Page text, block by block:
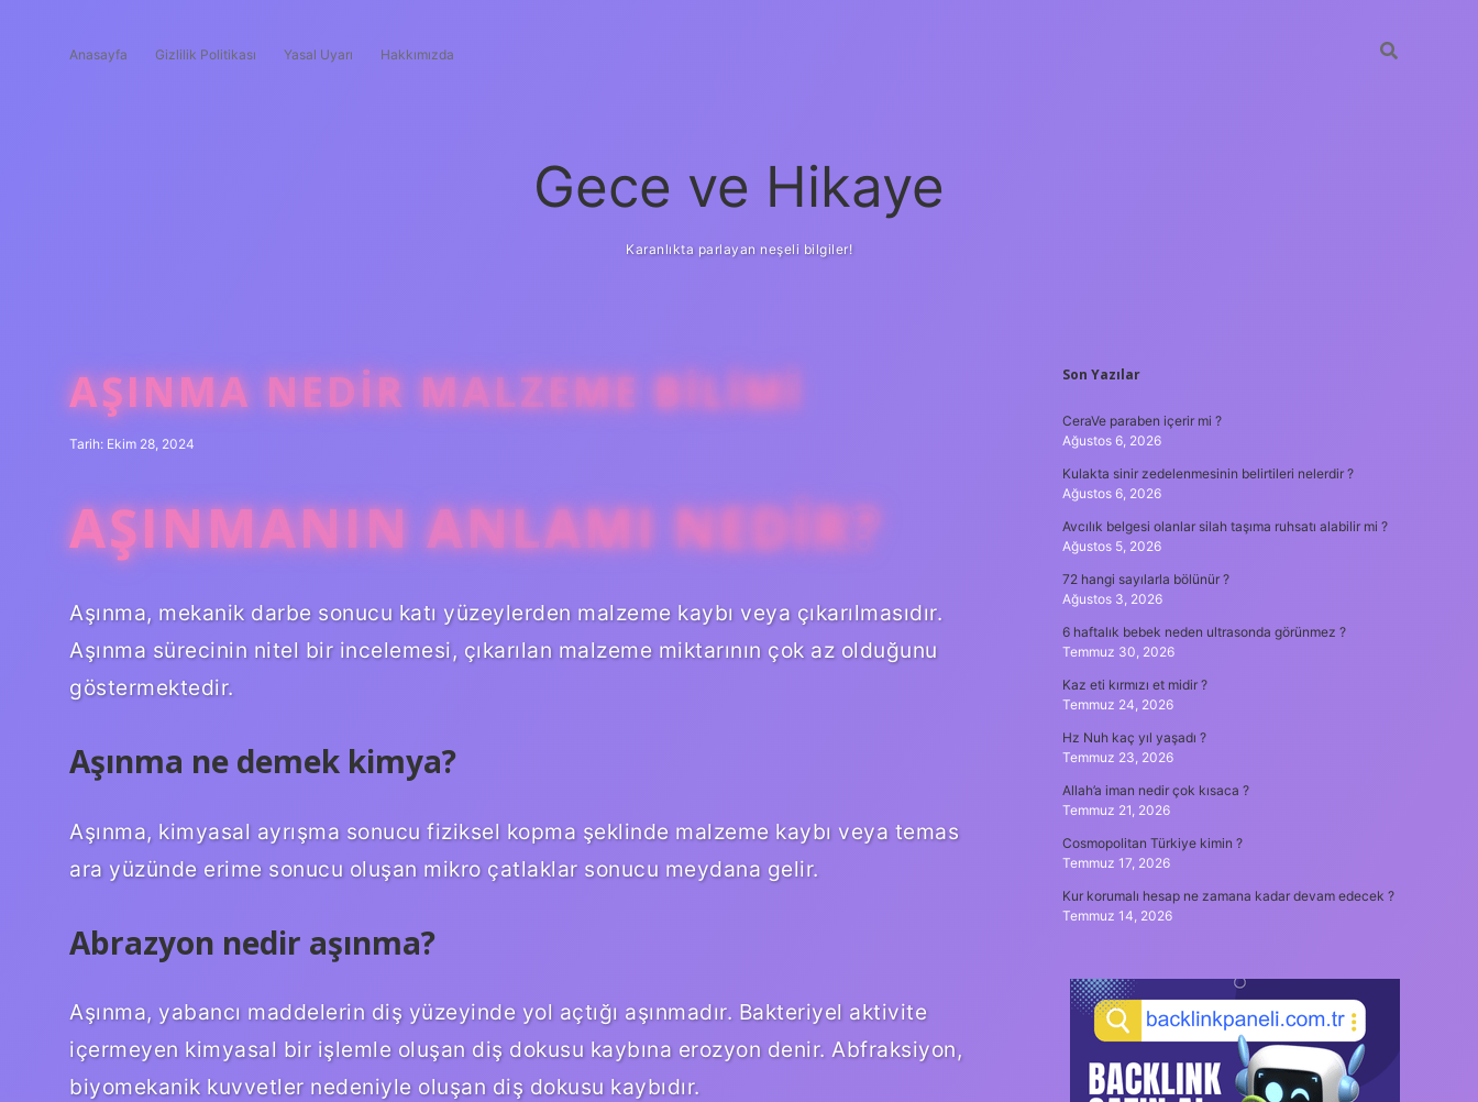
Anasayfa Gizlilik Politikası Yasal Uyarı Hakkımızda
Gece ve Hikaye
Karanlıkta parlayan neşeli bilgiler!
AŞINMA NEDIR MALZEME BILIMI
Tarih: Ekim 28, 2024
AŞINMANIN ANLAMI NEDIR?
Aşınma, mekanik darbe sonucu katı yüzeylerden malzeme kaybı veya çıkarılmasıdır.
Aşınma sürecinin nitel bir incelemesi, çıkarılan malzeme miktarının çok az olduğunu
göstermektedir.
Aşınma ne demek kimya?
Aşınma, kimyasal ayrışma sonucu fiziksel kopma şeklinde malzeme kaybı veya temas
ara yüzünde erime sonucu oluşan mikro çatlaklar sonucu meydana gelir.
Abrazyon nedir aşınma?
Aşınma, yabancı maddelerin diş yüzeyinde yol açtığı aşınmadır. Bakteriyel aktivite
içermeyen kimyasal bir işlemle oluşan diş dokusu kaybına erozyon denir. Abfraksiyon,
biyomekanik kuvvetler nedeniyle oluşan diş dokusu kaybıdır.
SIDEBAR
Son Yazılar
CeraVe paraben içerir mi ?
Ağustos 6, 2026
Kulakta sinir zedelenmesinin belirtileri nelerdir ?
Ağustos 6, 2026
Avcılık belgesi olanlar silah taşıma ruhsatı alabilir mi ?
Ağustos 5, 2026
72 hangi sayılarla bölünür ?
Ağustos 3, 2026
6 haftalık bebek neden ultrasonda görünmez ?
Temmuz 30, 2026
Kaz eti kırmızı et midir ?
Temmuz 24, 2026
Hz Nuh kaç yıl yaşadı ?
Temmuz 23, 2026
Allah’a iman nedir çok kısaca ?
Temmuz 21, 2026
Cosmopolitan Türkiye kimin ?
Temmuz 17, 2026
Kur korumalı hesap ne zamana kadar devam edecek ?
Temmuz 14, 2026